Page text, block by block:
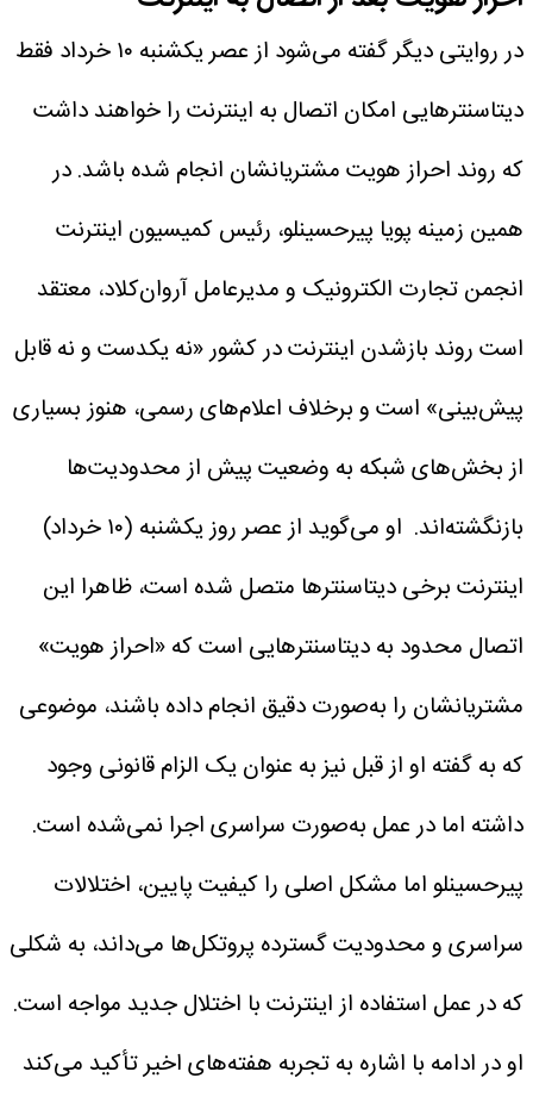
در روایتی دیگر گفته می‌شود از عصر یکشنبه ۱۰ خرداد فقط
دیتاسنترهایی امکان اتصال به اینترنت را خواهند داشت
که روند احراز هویت مشتریانشان انجام شده باشد. در
همین زمینه پویا پیرحسینلو، رئیس کمیسیون اینترنت
انجمن تجارت الکترونیک و مدیرعامل آروان‌کلاد، معتقد
است روند بازشدن اینترنت در کشور «نه یکدست و نه قابل
پیش‌بینی» است و برخلاف اعلام‌های رسمی، هنوز بسیاری
از بخش‌های شبکه به وضعیت پیش از محدودیت‌ها
بازنگشته‌اند.
او می‌گوید از عصر روز یکشنبه (۱۰ خرداد)
اینترنت برخی دیتاسنترها متصل شده است، ظاهرا این
اتصال محدود به دیتاسنترهایی است که «احراز هویت»
مشتریانشان را به‌صورت دقیق انجام داده باشند، موضوعی
که به گفته او از قبل نیز به عنوان یک الزام قانونی وجود
داشته اما در عمل به‌صورت سراسری اجرا نمی‌شده است.
پیرحسینلو اما مشکل اصلی را کیفیت پایین، اختلالات
سراسری و محدودیت گسترده پروتکل‌ها می‌داند، به شکلی
که در عمل استفاده از اینترنت با اختلال جدید مواجه است.
او در ادامه با اشاره به تجربه هفته‌های اخیر تأکید می‌کند